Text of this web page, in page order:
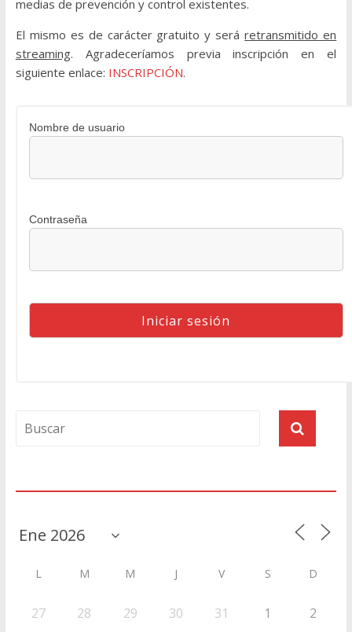
medias de prevención y control existentes.
El mismo es de carácter gratuito y seráretransmitido en
streaming. Agradeceríamos previa inscripción en el
siguiente enlace: INSCRIPCIÓN.
Nombre de usuario
Contraseña
L M M J V S D
27 28 29 30 31 1 2